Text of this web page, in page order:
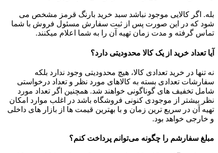
بله. اگر کالایی موجود نباشد سبد خرید بارنگ قرمز مشخص می
شود که در این صورت پس از ثبت سفارش مسئول فروش با شما
تماس گرفته و مدت زمان تهیه آن را به شما اعلام میکنند.
آیا تعداد خرید از یک ‌کالا محدودیتی دارد؟
نه تنها در خرید تعدادی کالا، هیچ محدودیتی وجود ندارد بلکه
سفارشات تعدادی بسته به کالاهای مورد نظر و تعداد درخواستی
شامل تخفیف های گوناگونی خواهند شد. همچنین اگر تعداد مورد
نظر بیشتر از موجودی کنونی فروشگاه باشد در اغلب موارد امکان
تهیه آن در سریع ترین زمان و با بهترین قیمت ها از بازار های داخلی
و خارجی خواهد بود.
مبلغ سفارشم را چگونه می‏‌توانم پرداخت کنم؟